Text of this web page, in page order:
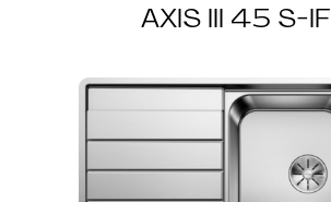
AXIS III 45 S-IF